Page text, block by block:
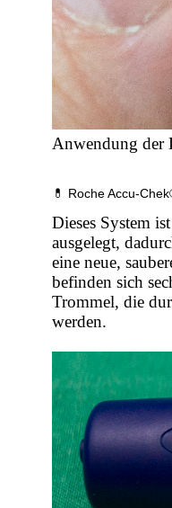
Anwendung der
💊 Roche Accu-
Dieses System
ausgelegt,
eine neue,
befinden sich
Trommel, die
werden.